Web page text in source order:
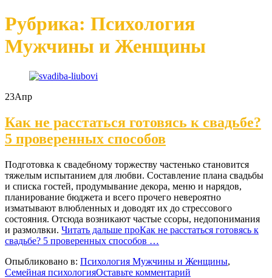
Рубрика: Психология
Мужчины и Женщины
23Апр
Как не расстаться готовясь к свадьбе?
5 проверенных способов
Подготовка к свадебному торжеству частенько становится
тяжелым испытанием для любви. Составление плана свадьбы
и списка гостей, продумывание декора, меню и нарядов,
планирование бюджета и всего прочего невероятно
изматывают влюбленных и доводят их до стрессового
состояния. Отсюда возникают частые ссоры, недопонимания
и размолвки. Читать дальше проКак не расстаться готовясь к
свадьбе? 5 проверенных способов …
Опыбликовано в: Психология Мужчины и Женщины,
Семейная психологияОставьте комментарий